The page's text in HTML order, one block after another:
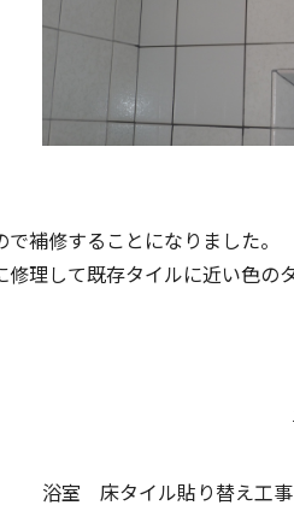
補修することになりました。
理して既存タイルに近い色の
浴室 床タイル貼り替え工